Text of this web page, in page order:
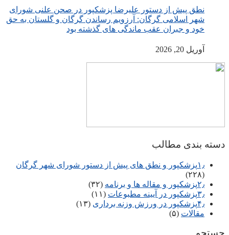
نطق پیش از دستور علیرضا پزشکپور در صحن علنی شورای
شهر اسلامی گرگان: آرزویم رساندن گرگان و گلستان به حق
خود و جبران عقب ماندگی های گذشته بود
آوریل 20, 2026
دسته بندی مطالب
۱٫پزشکپور و نطق های پیش از دستور شورای شهر گرگان
(۲۲۸)
۲٫پزشکپور و مقاله ها و برنامه
(۳۲)
۳٫پزشکپور در آیینه مطبوعات
(۱۱)
۴٫پزشکپور در ورزش وزنه برداری
(۱۳)
مقالات (۵)